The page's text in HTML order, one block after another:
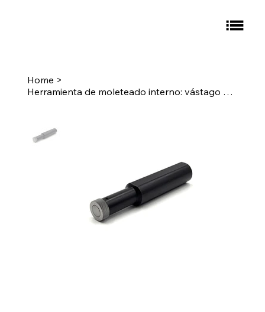
Home >
Herramienta de moleteado interno: vástago de 1" - moleteado: L